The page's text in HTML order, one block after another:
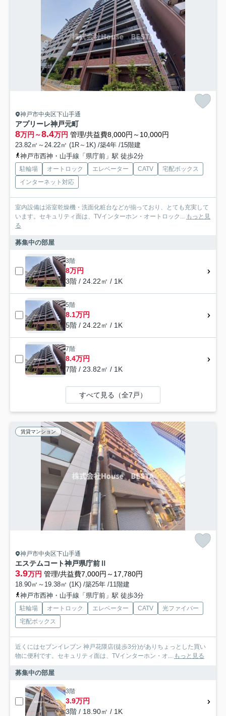
神戸市中央区下山手通
アプリーレ神戸元町
8万円～8.4万円 管理/共益費8,000円～10,000円
23.82㎡～24.22㎡ (1R～1K) /築4年 /15階建
神戸市西神・山手線「県庁前」駅 徒歩2分
駐輪場 オートロック エレベーター CATV
宅配ボックス
インターネット対応
室内設備は浴室乾燥機・洗面化粧台などが揃っており、とても充実して
います。セキュリティ面は、TVインターホン・オートロック... もっと見
る
募集中の部屋
3階
8万円
3階 / 24.22㎡ / 1K
5階
8.1万円
5階 / 24.22㎡ / 1K
7階
8.4万円
7階 / 23.82㎡ / 1K
すべて見る（全7戸）
賃貸マンション
神戸市中央区下山手通
エステムコート神戸県庁前Ⅱ
3.9万円 管理/共益費7,000円～17,780円
18.90㎡～19.38㎡ (1K) /築25年 /11階建
神戸市西神・山手線「県庁前」駅 徒歩3分
駐輪場 オートロック エレベーター CATV
光ファイバー
宅配ボックス
近くにはセブンイレブン 神戸花隈店(徒歩3分)がありちょっとした買い
物に便利です。セキュリティ面は、TVインターホン・オ... もっと見る
募集中の部屋
3階
3.9万円
3階 / 18.90㎡ / 1K